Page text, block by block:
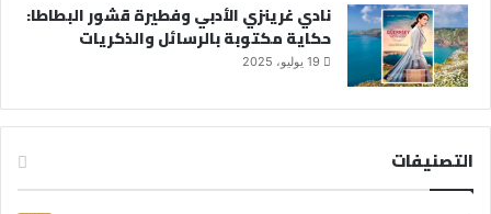
نادي غرينزي الأدبي وفطيرة قشور البطاطا:
حكاية مكتوبة بالرسائل والذكريات
19 يوليو، 2025
التصنيفات